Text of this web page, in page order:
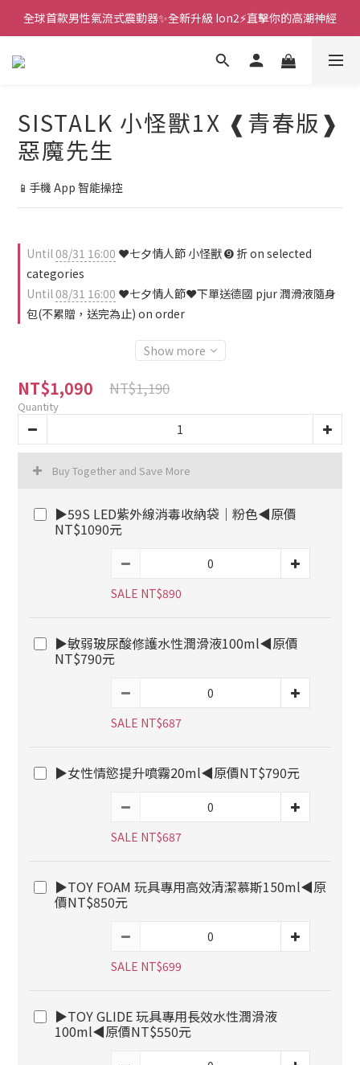
新款智能炮機👍小奶狗🩷小飛象💜
全球首款男性氣流式震動器✨全新升級 Ion2⚡直擊你的高潮神經
🎇全球首創三大創新專利👊全自動飛機杯S2 Pro玩遍所有姿勢
SISTALK 小怪獸1X ❰青春版❱
惡魔先生
📱手機 App 智能操控
Until08/31 16:00 ❤️七夕情人節 小怪獸 ➒ 折 on selected
categories
Until08/31 16:00 ❤️七夕情人節❤️下單送德國 pjur 潤滑液隨身
包(不累贈，送完為止) on order
Show more
NT$1,090 NT$1,190
Quantity
Buy Together and Save More
▶59S LED紫外線消毒收納袋｜粉色◀原價
NT$1090元
SALE NT$890
▶敏弱玻尿酸修護水性潤滑液100ml◀原價
NT$790元
SALE NT$687
▶女性情慾提升噴霧20ml◀原價NT$790元
SALE NT$687
▶TOY FOAM 玩具專用高效清潔慕斯150ml◀原
價NT$850元
SALE NT$699
▶TOY GLIDE 玩具專用長效水性潤滑液
100ml◀原價NT$550元